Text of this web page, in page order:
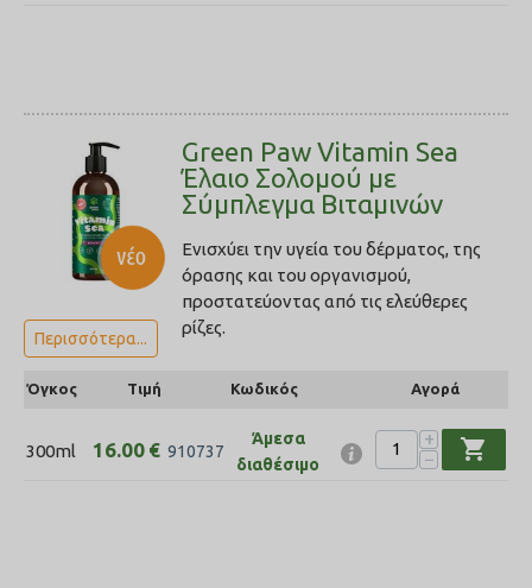
Green Paw Vitamin Sea
Έλαιο Σολοµού με
Σύμπλεγμα Βιταμινών
Ενισχύει την υγεία του δέρματος, της
όρασης και του οργανισμού,
προστατεύοντας από τις ελεύθερες
ρίζες.
Περισσότερα...
Όγκος Τιμή Κωδικός Αγορά
300ml 16.00 € 910737
Άμεσα
διαθέσιμο
+
−
shopping_cart